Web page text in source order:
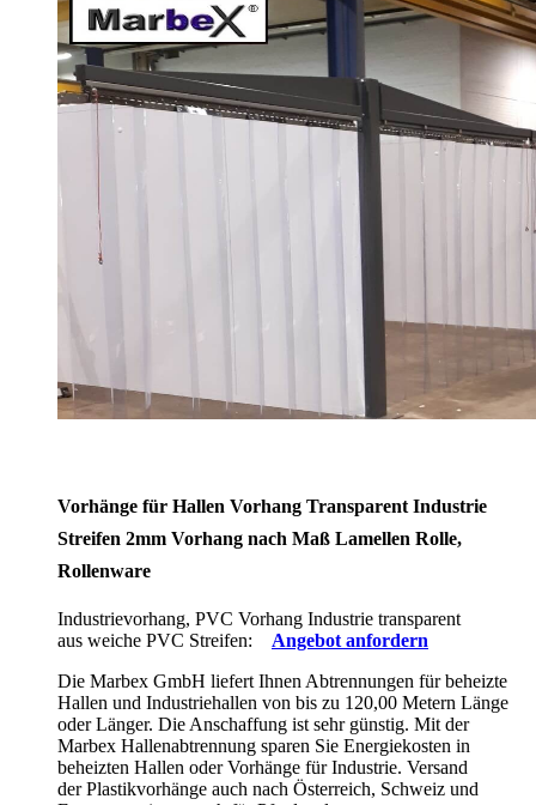
Vorhänge für Hallen Vorhang Transparent Industrie
Streifen 2mm Vorhang nach Maß Lamellen Rolle,
Rollenware
Industrievorhang, PVC Vorhang Industrie transparent
aus weiche PVC Streifen:
Angebot anfordern
Die Marbex GmbH liefert Ihnen Abtrennungen für beheizte
Hallen und Industriehallen von bis zu 120,00 Metern Länge
oder Länger. Die Anschaffung ist sehr günstig. Mit der
Marbex Hallenabtrennung sparen Sie Energiekosten in
beheizten Hallen oder Vorhänge für Industrie. Versand
der Plastikvorhänge auch nach Österreich, Schweiz und